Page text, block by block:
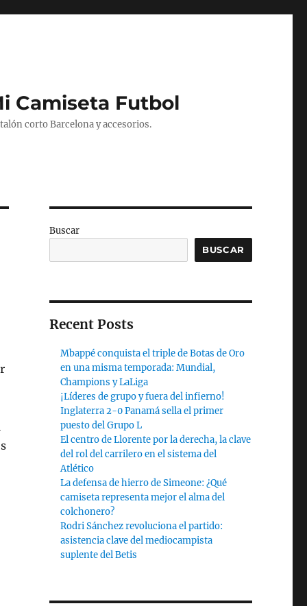
Camiseta Futbol
corto Barcelona y accesorios.
Buscar
BUSCAR
Recent Posts
Mbappé conquista el triple de Botas de Oro
en una misma temporada: Mundial,
Champions y LaLiga
¡Líderes de grupo y fuera del infierno!
Inglaterra 2-0 Panamá sella el primer
puesto del Grupo L
El centro de Llorente por la derecha, la clave
del rol del carrilero en el sistema del
Atlético
La defensa de hierro de Simeone: ¿Qué
camiseta representa mejor el alma del
colchonero?
Rodri Sánchez revoluciona el partido:
asistencia clave del mediocampista
suplente del Betis